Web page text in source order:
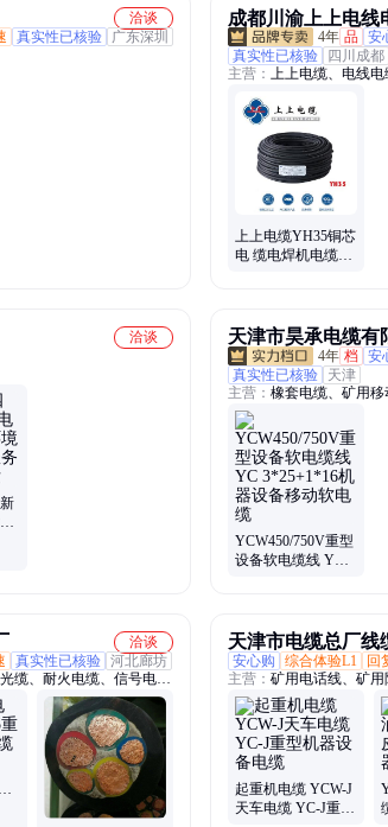
洽谈
真实性已核验
广东深圳
成都川渝上上电线
4年 品 安
真实性已核验
四川成都
主营： 上上电缆、电线
压电缆、防火电缆、充电
上上电缆YH35铜芯
电 缆电焊机电缆线
洽谈
天津市昊承电缆有
4年 档 安
真实性已核验
天津
主营： 橡套电缆、矿用移
信号电缆、通信电缆、
缆、矿用控制电缆、矿
缆、低烟无卤电缆、变
缆、屏蔽信号电缆、矿用
YCW450/750V重型
设备软电缆线 YC
洽谈
真实性已核验 河北廊坊
缆、耐火电缆、信号电
下移动软电缆、铁路信号
电缆、矿用低烟无卤电
屏蔽电缆、潜水泵电缆、
用阻燃通信电缆、矿用屏
电话线
天津市电缆总厂线
安心购
综合体验L1 回
主营： 矿用电话线、矿用
矿用控制电缆、矿用阻
阻燃通信电缆、矿用屏
铁路信号电缆、防水电
缆、大对数通信电缆、
缆、矿用阻燃铠装光缆
MGTS33矿用铠装光缆
起重机电缆 YCW-J
天车电缆 YC-J重型